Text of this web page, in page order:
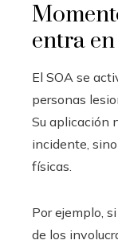
entra
El SOA se
personas
Su aplicación
incidente,
físicas.
Por ejemplo,
de los